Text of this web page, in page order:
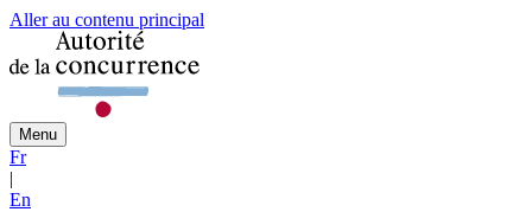
Aller au contenu principal
Menu
Fr
|
En